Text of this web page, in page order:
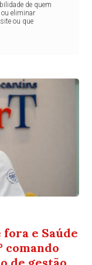
de quem
ou eliminar
ou que
e Saúde
comando